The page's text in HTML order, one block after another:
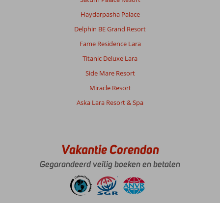
Haydarpasha Palace
Delphin BE Grand Resort
Fame Residence Lara
Titanic Deluxe Lara
Side Mare Resort
Miracle Resort
Aska Lara Resort & Spa
Vakantie Corendon
Gegarandeerd veilig boeken en betalen